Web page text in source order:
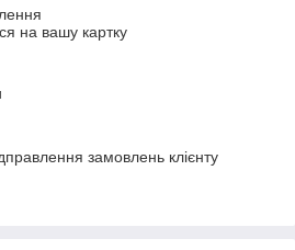
на вашу картку
замовлень клієнту